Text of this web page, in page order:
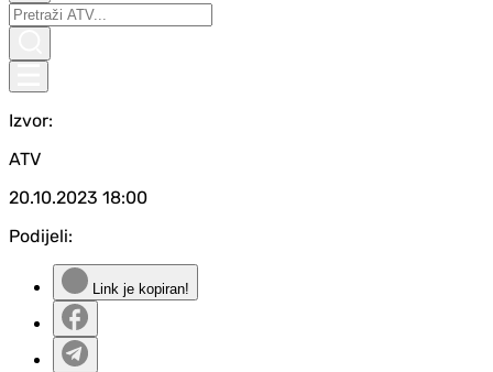
Izvor:
ATV
20.10.2023 18:00
Podijeli:
Link je kopiran!